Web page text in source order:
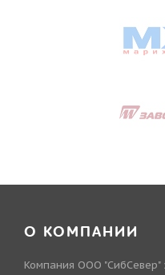
О КОМПАНИИ
Компания ООО "СибСевер"